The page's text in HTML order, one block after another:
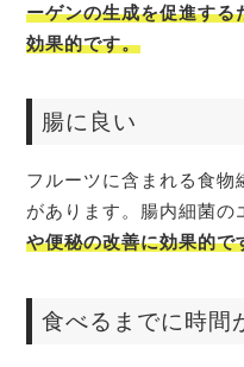
ーゲンの生成を促進す
効果的です。
腸に良い
フルーツに含まれる食物
があります。腸内細菌の
や便秘の改善に効果的で
食べるまでに時間